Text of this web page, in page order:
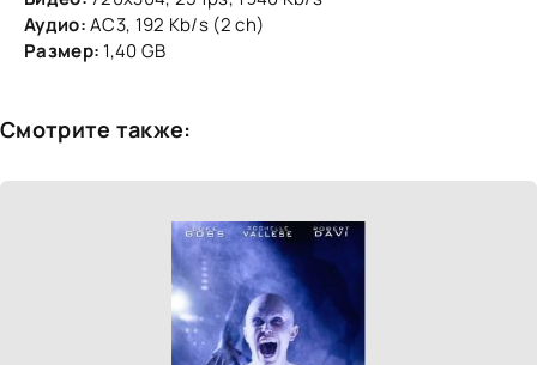
Аудио:AC3, 192 Kb/s (2 ch)
Размер: 1,40 GB
Смотрите также: